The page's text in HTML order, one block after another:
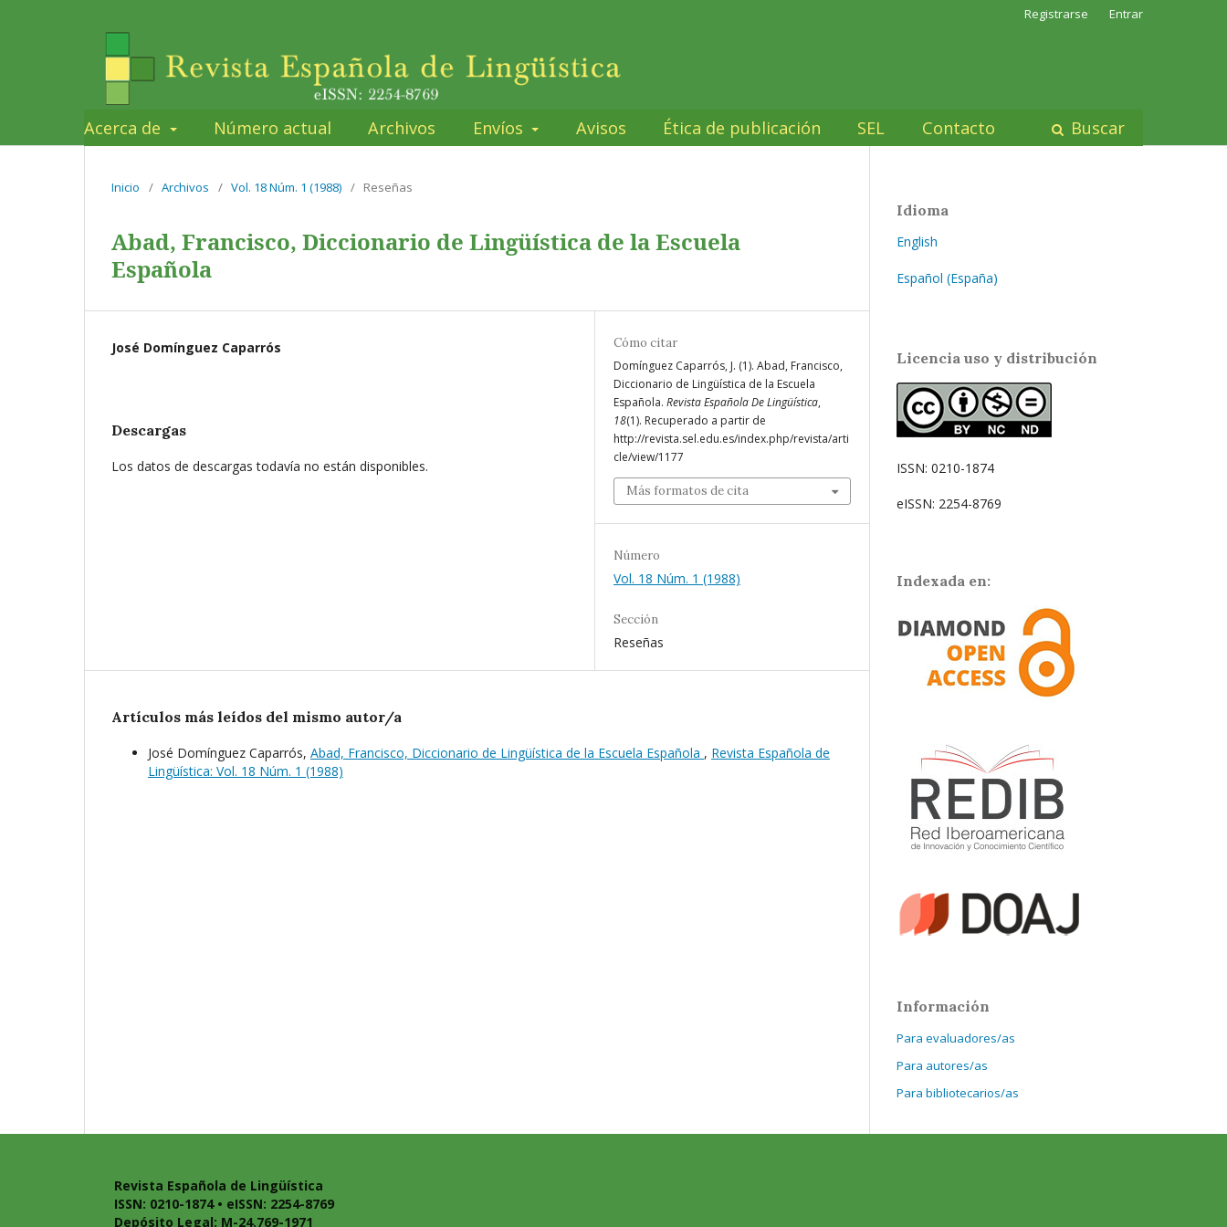
Acerca de Número actual Archivos Envíos Avisos Ética de publicación SEL Contacto Buscar
Registrarse Entrar
Inicio / Archivos / Vol. 18 Núm. 1 (1988) / Reseñas
Abad, Francisco, Diccionario de Lingüística de la Escuela
Española
José Domínguez Caparrós
Descargas
Los datos de descargas todavía no están disponibles.
Cómo citar
Domínguez Caparrós, J. (1). Abad, Francisco,
Diccionario de Lingüística de la Escuela
Española. Revista Española De Lingüística,
18(1). Recuperado a partir de
http://revista.sel.edu.es/index.php/revista/arti
cle/view/1177
Más formatos de cita
Número
Vol. 18 Núm. 1 (1988)
Sección
Reseñas
Artículos más leídos del mismo autor/a
José Domínguez Caparrós, Abad, Francisco, Diccionario de Lingüística de la Escuela Española , Revista Española de
Lingüística: Vol. 18 Núm. 1 (1988)
Idioma
English
Español (España)
Licencia uso y distribución
ISSN: 0210-1874
eISSN: 2254-8769
Indexada en:
Información
Para evaluadores/as
Para autores/as
Para bibliotecarios/as
Revista Española de Lingüística
ISSN: 0210-1874 • eISSN: 2254-8769
Depósito Legal: M-24.769-1971